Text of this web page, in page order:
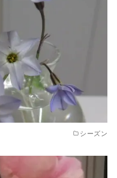
シーズン